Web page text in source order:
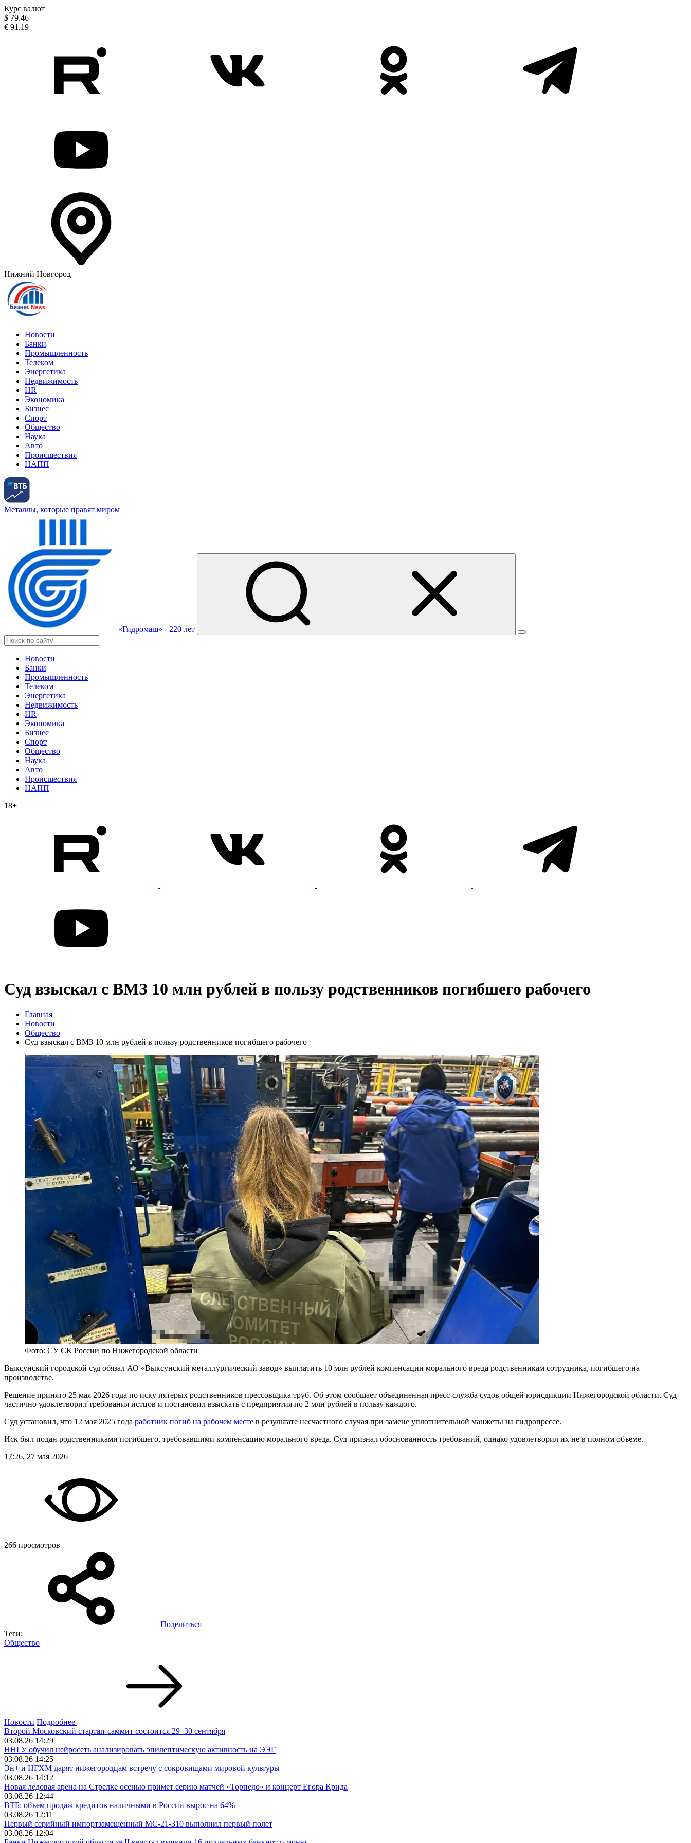
Курс валют
$ 79.46
€ 91.19
Нижний Новгород
Новости
Банки
Промышленность
Телеком
Энергетика
Недвижимость
HR
Экономика
Бизнес
Спорт
Общество
Наука
Авто
Происшествия
НАПП
Металлы, которые правят миром
«Гидромаш» - 220 лет
Новости
Банки
Промышленность
Телеком
Энергетика
Недвижимость
HR
Экономика
Бизнес
Спорт
Общество
Наука
Авто
Происшествия
НАПП
18+
Суд взыскал с ВМЗ 10 млн рублей в пользу родственников погибшего рабочего
Главная
Новости
Общество
Суд взыскал с ВМЗ 10 млн рублей в пользу родственников погибшего рабочего
Фото: СУ СК России по Нижегородской области
Выксунский городской суд обязал АО «Выксунский металлургический завод» выплатить 10 млн рублей компенсации морального вреда родственникам сотрудника, погибшего на
производстве.
Решение принято 25 мая 2026 года по иску пятерых родственников прессовщика труб. Об этом сообщает объединенная пресс-служба судов общей юрисдикции Нижегородской области. Суд
частично удовлетворил требования истцов и постановил взыскать с предприятия по 2 млн рублей в пользу каждого.
Суд установил, что 12 мая 2025 года работник погиб на рабочем месте в результате несчастного случая при замене уплотнительной манжеты на гидропрессе.
Иск был подан родственниками погибшего, требовавшими компенсацию морального вреда. Суд признал обоснованность требований, однако удовлетворил их не в полном объеме.
17:26, 27 мая 2026
266 просмотров
Поделиться
Теги:
Общество
Новости Подробнее
Второй Московский стартап-саммит состоится 29–30 сентября
03.08.26 14:29
ННГУ обучил нейросеть анализировать эпилептическую активность на ЭЭГ
03.08.26 14:25
Эн+ и НГХМ дарят нижегородцам встречу с сокровищами мировой культуры
03.08.26 14:12
Новая ледовая арена на Стрелке осенью примет серию матчей «Торпедо» и концерт Егора Крида
03.08.26 12:44
ВТБ: объем продаж кредитов наличными в России вырос на 64%
03.08.26 12:11
Первый серийный импортзамещенный МС-21-310 выполнил первый полет
03.08.26 12:04